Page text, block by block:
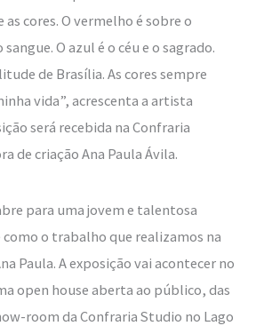
cores. O vermelho é sobre o
O azul é o céu e o sagrado.
de Brasília. As cores sempre
vida”, acrescenta a artista
será recebida na Confraria
de criação Ana Paula Ávila.
para uma jovem e talentosa
o trabalho que realizamos na
Paula. A exposição vai acontecer no
open house aberta ao público, das
room da Confraria Studio no Lago